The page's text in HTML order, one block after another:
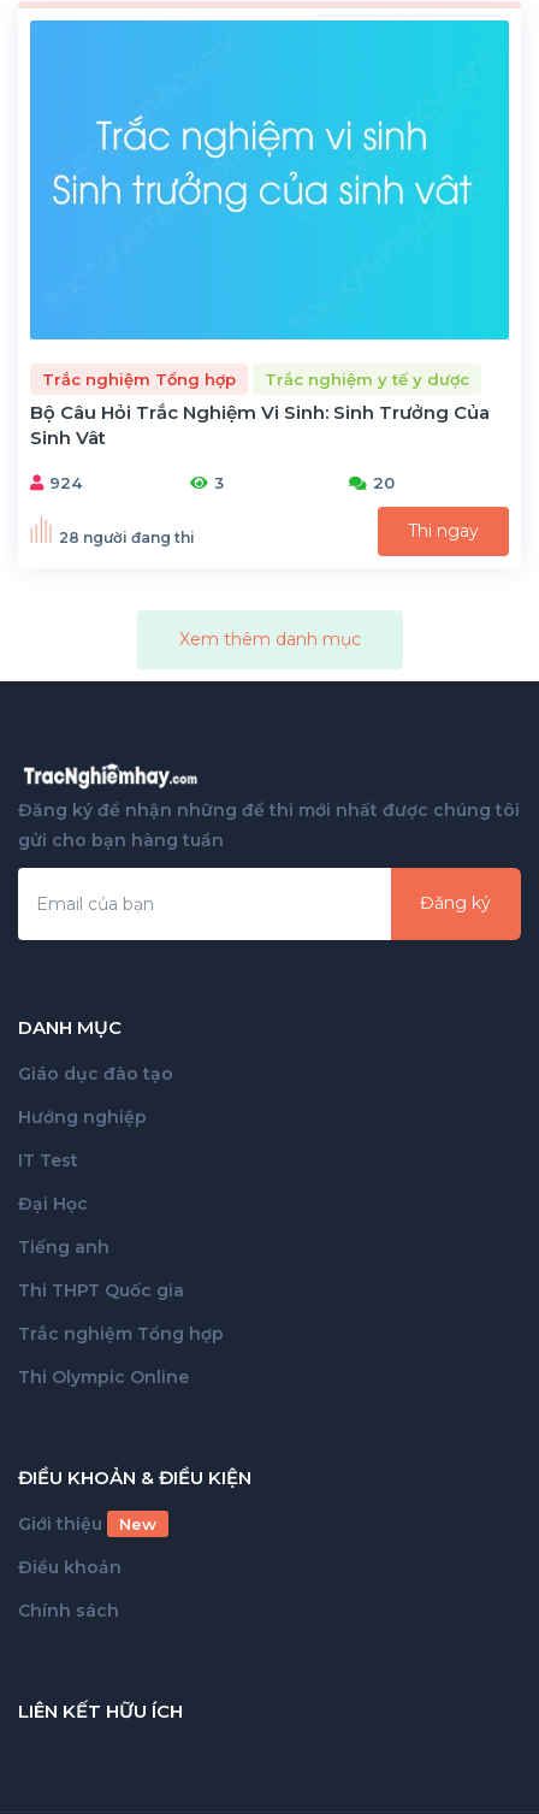
Trắc nghiệm Tổng hợp Trắc nghiệm y tế y dược
Bộ Câu Hỏi Trắc Nghiệm Vi Sinh: Sinh Trưởng Của
Sinh Vât
924 3 20
28 người đang thi Thi ngay
Xem thêm danh mục
Đăng ký để nhận những đề thi mới nhất được chúng tôi
gửi cho bạn hàng tuần
Đăng ký
DANH MỤC
Giáo dục đào tạo
Hướng nghiệp
IT Test
Đại Học
Tiếng anh
Thi THPT Quốc gia
Trắc nghiệm Tổng hợp
Thi Olympic Online
ĐIỀU KHOẢN & ĐIỀU KIỆN
Giới thiệu New
Điều khoản
Chính sách
LIÊN KẾT HỮU ÍCH